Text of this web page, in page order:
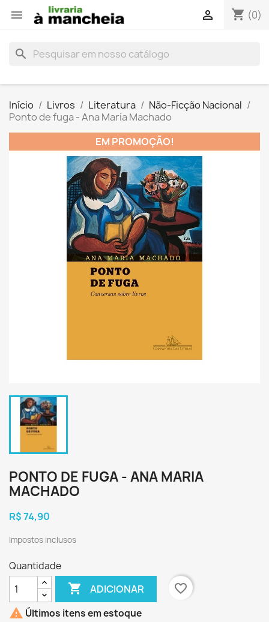
 shopping_cart (0)

search
Início Livros Literatura
Não-Ficção Nacional
Ponto de fuga - Ana Maria Machado
EM PROMOÇÃO!
PONTO DE FUGA - ANA MARIA
MACHADO
R$ 74,90
Impostos inclusos
Quantidade
 ADICIONAR
favorite_border
 Últimos itens em estoque